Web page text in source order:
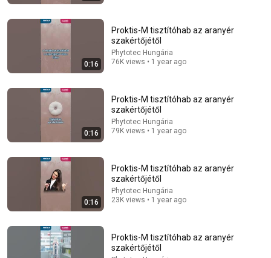
LAWYER: If Cops Ask "Where Are You Coming From?"
- Say These Words
Legal Cannon • 1.1M views
10 "Dream" Home Features That FAIL In Real Life
Daniel Hale 204K views
0:16
Proktis-M tisztítóhab az aranyér
szakértőjétől
Phytotec Hungária
76K views • 1 year ago
0:16
Proktis-M tisztítóhab az aranyér
szakértőjétől
Phytotec Hungária
79K views • 1 year ago
0:16
Proktis-M tisztítóhab az aranyér
szakértőjétől
Phytotec Hungária
23K views • 1 year ago
Proktis-M tisztítóhab az aranyér
szakértőjétől